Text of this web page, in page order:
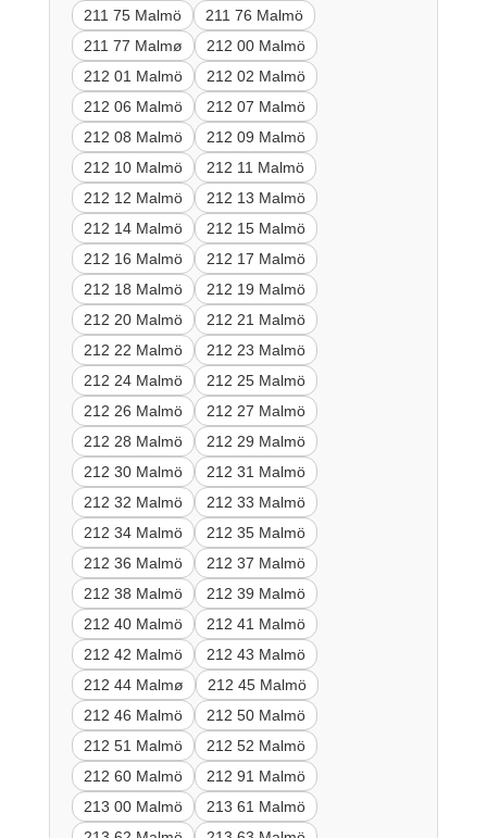
211 75 Malmö
211 76 Malmö
211 77 Malmø
212 00 Malmö
212 01 Malmö
212 02 Malmö
212 06 Malmö
212 07 Malmö
212 08 Malmö
212 09 Malmö
212 10 Malmö
212 11 Malmö
212 12 Malmö
212 13 Malmö
212 14 Malmö
212 15 Malmö
212 16 Malmö
212 17 Malmö
212 18 Malmö
212 19 Malmö
212 20 Malmö
212 21 Malmö
212 22 Malmö
212 23 Malmö
212 24 Malmö
212 25 Malmö
212 26 Malmö
212 27 Malmö
212 28 Malmö
212 29 Malmö
212 30 Malmö
212 31 Malmö
212 32 Malmö
212 33 Malmö
212 34 Malmö
212 35 Malmö
212 36 Malmö
212 37 Malmö
212 38 Malmö
212 39 Malmö
212 40 Malmö
212 41 Malmö
212 42 Malmö
212 43 Malmö
212 44 Malmø
212 45 Malmö
212 46 Malmö
212 50 Malmö
212 51 Malmö
212 52 Malmö
212 60 Malmö
212 91 Malmö
213 00 Malmö
213 61 Malmö